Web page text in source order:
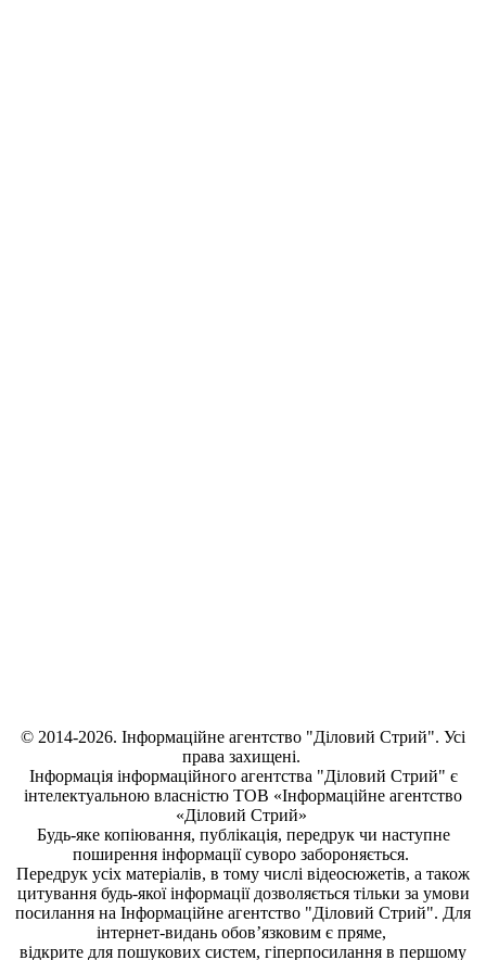
© 2014-2026. Інформаційне агентство "Діловий Стрий". Усі
права захищені.
Інформація інформаційного агентства "Діловий Стрий" є
інтелектуальною власністю ТОВ «Інформаційне агентство
«Діловий Стрий»
Будь-яке копiювання, публiкацiя, передрук чи наступне
поширення iнформацiї суворо забороняється.
Передрук усіх матеріалів, в тому числі відеосюжетів, а також
цитування будь-якої інформації дозволяється тільки за умови
посилання на Інформаційне агентство "Діловий Стрий". Для
інтернет-видань обов’язковим є пряме,
відкрите для пошукових систем, гіперпосилання в першому